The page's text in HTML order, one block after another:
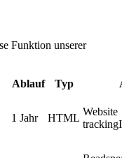
Funktion unserer
Ablauf Typ
1 Jahr HTML
Website